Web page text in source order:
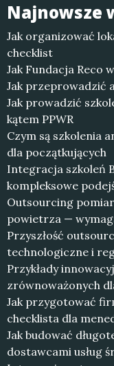
Najnowsze
Jak organizować
checklist
Jak Fundacja Reco
Jak przeprowadzić
Jak prowadzić
kątem PPWR
Czym są szkolenia
dla początkujących
Integracja szkoleń
kompleksowe
Outsourcing
powietrza —
Przyszłość
technologiczne i
Przykłady
zrównoważonych
Jak przygotować
checklista dla
Jak budować
dostawcami usług